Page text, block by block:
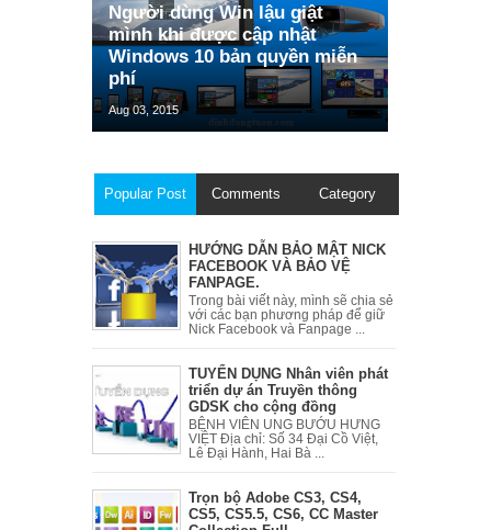
Người dùng Win lậu giật
mình khi được cập nhật
Windows 10 bản quyền miễn
phí
Aug 03, 2015
Popular Post Comments Category
HƯỚNG DẪN BẢO MẬT NICK
FACEBOOK VÀ BẢO VỆ
FANPAGE.
Trong bài viết này, mình sẽ chia sẻ
với các bạn phương pháp để giữ
Nick Facebook và Fanpage ...
TUYỂN DỤNG Nhân viên phát
triển dự án Truyền thông
GDSK cho cộng đồng
BỆNH VIÊN UNG BƯỚU HƯNG
VIỆT Địa chỉ: Số 34 Đại Cồ Việt,
Lê Đại Hành, Hai Bà ...
Trọn bộ Adobe CS3, CS4,
CS5, CS5.5, CS6, CC Master